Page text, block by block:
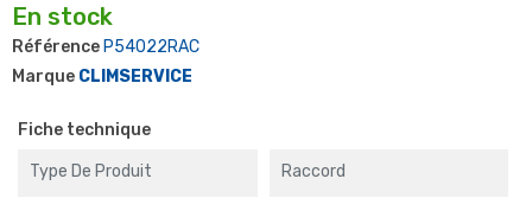
En stock
Référence P54022RAC
Marque CLIMSERVICE
Fiche technique
Type De Produit Raccord